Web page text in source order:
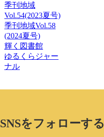
季刊地域
Vol.54(2023夏号)
季刊地域Vol.58
(2024夏号)
輝く図書館
ゆるくらジャー
ナル
SNSをフォローする